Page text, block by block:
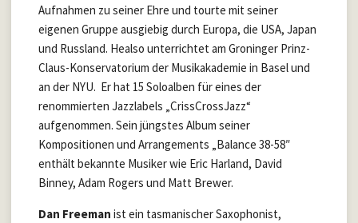
Aufnahmen zu seiner Ehre und tourte mit seiner
eigenen Gruppe ausgiebig durch Europa, die USA, Japan
und Russland. Healso unterrichtet am Groninger Prinz-
Claus-Konservatorium der Musikakademie in Basel und
an der NYU. Er hat 15 Soloalben für eines der
renommierten Jazzlabels „CrissCrossJazz“
aufgenommen. Sein jüngstes Album seiner
Kompositionen und Arrangements „Balance 38-58″
enthält bekannte Musiker wie Eric Harland, David
Binney, Adam Rogers und Matt Brewer.
Dan Freeman ist ein tasmanischer Saxophonist,